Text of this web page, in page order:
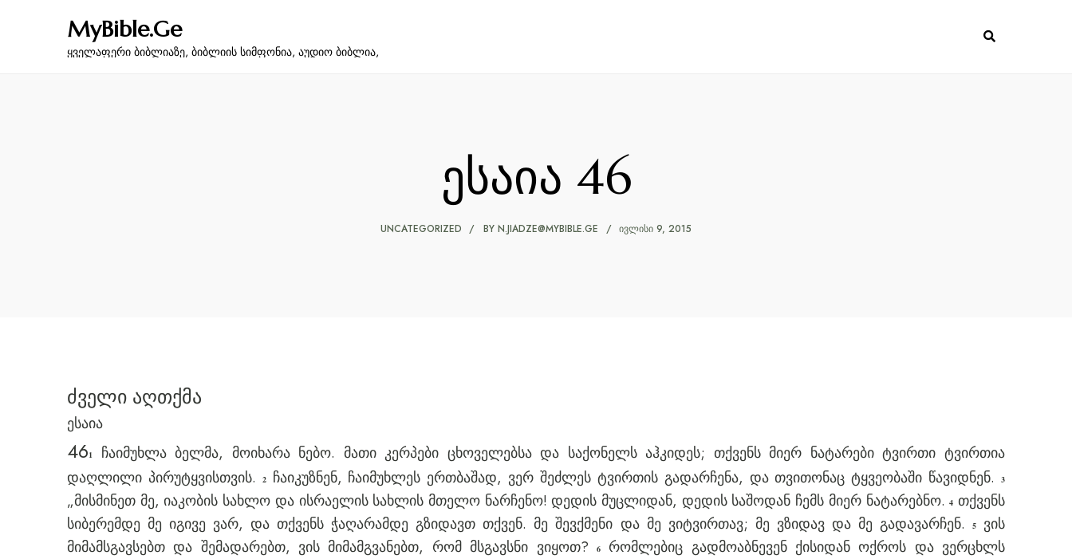
MyBible.Ge
ყველაფერი ბიბლიაზე, ბიბლიის სიმფონია, აუდიო ბიბლია,
ესაია 46
UNCATEGORIZED BY N.JIADZE@MYBIBLE.GE ᲘᲕᲚᲘᲡᲘ 9, 2015
ძველი აღთქმა
ესაია
461
ჩაიმუხლა ბელმა, მოიხარა ნებო. მათი კერპები ცხოველებსა და საქონელს აჰკიდეს; თქვენს მიერ ნატარები ტვირთი ტვირთია
დაღლილი პირუტყვისთვის.
2ჩაიკუზნენ, ჩაიმუხლეს ერთბაშად, ვერ შეძლეს ტვირთის გადარჩენა, და თვითონაც ტყვეობაში წავიდნენ.3
„მისმინეთ მე, იაკობის სახლო და ისრაელის სახლის მთელო ნარჩენო! დედის მუცლიდან, დედის საშოდან ჩემს მიერ ნატარებნო.4 თქვენს
სიბერემდე მე იგივე ვარ, და თქვენს ჭაღარამდე გზიდავთ თქვენ. მე შევქმენი და მე ვიტვირთავ; მე ვზიდავ და მე გადავარჩენ.
5ვის
მიმამსგავსებთ და შემადარებთ, ვის მიმამგვანებთ, რომ მსგავსნი ვიყოთ?
6რომლებიც გადმოაბნევენ ქისიდან ოქროს და ვერცხლს